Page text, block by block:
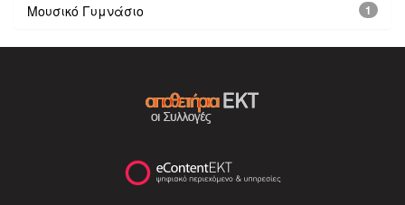
1
Μουσικό Γυμνάσιο